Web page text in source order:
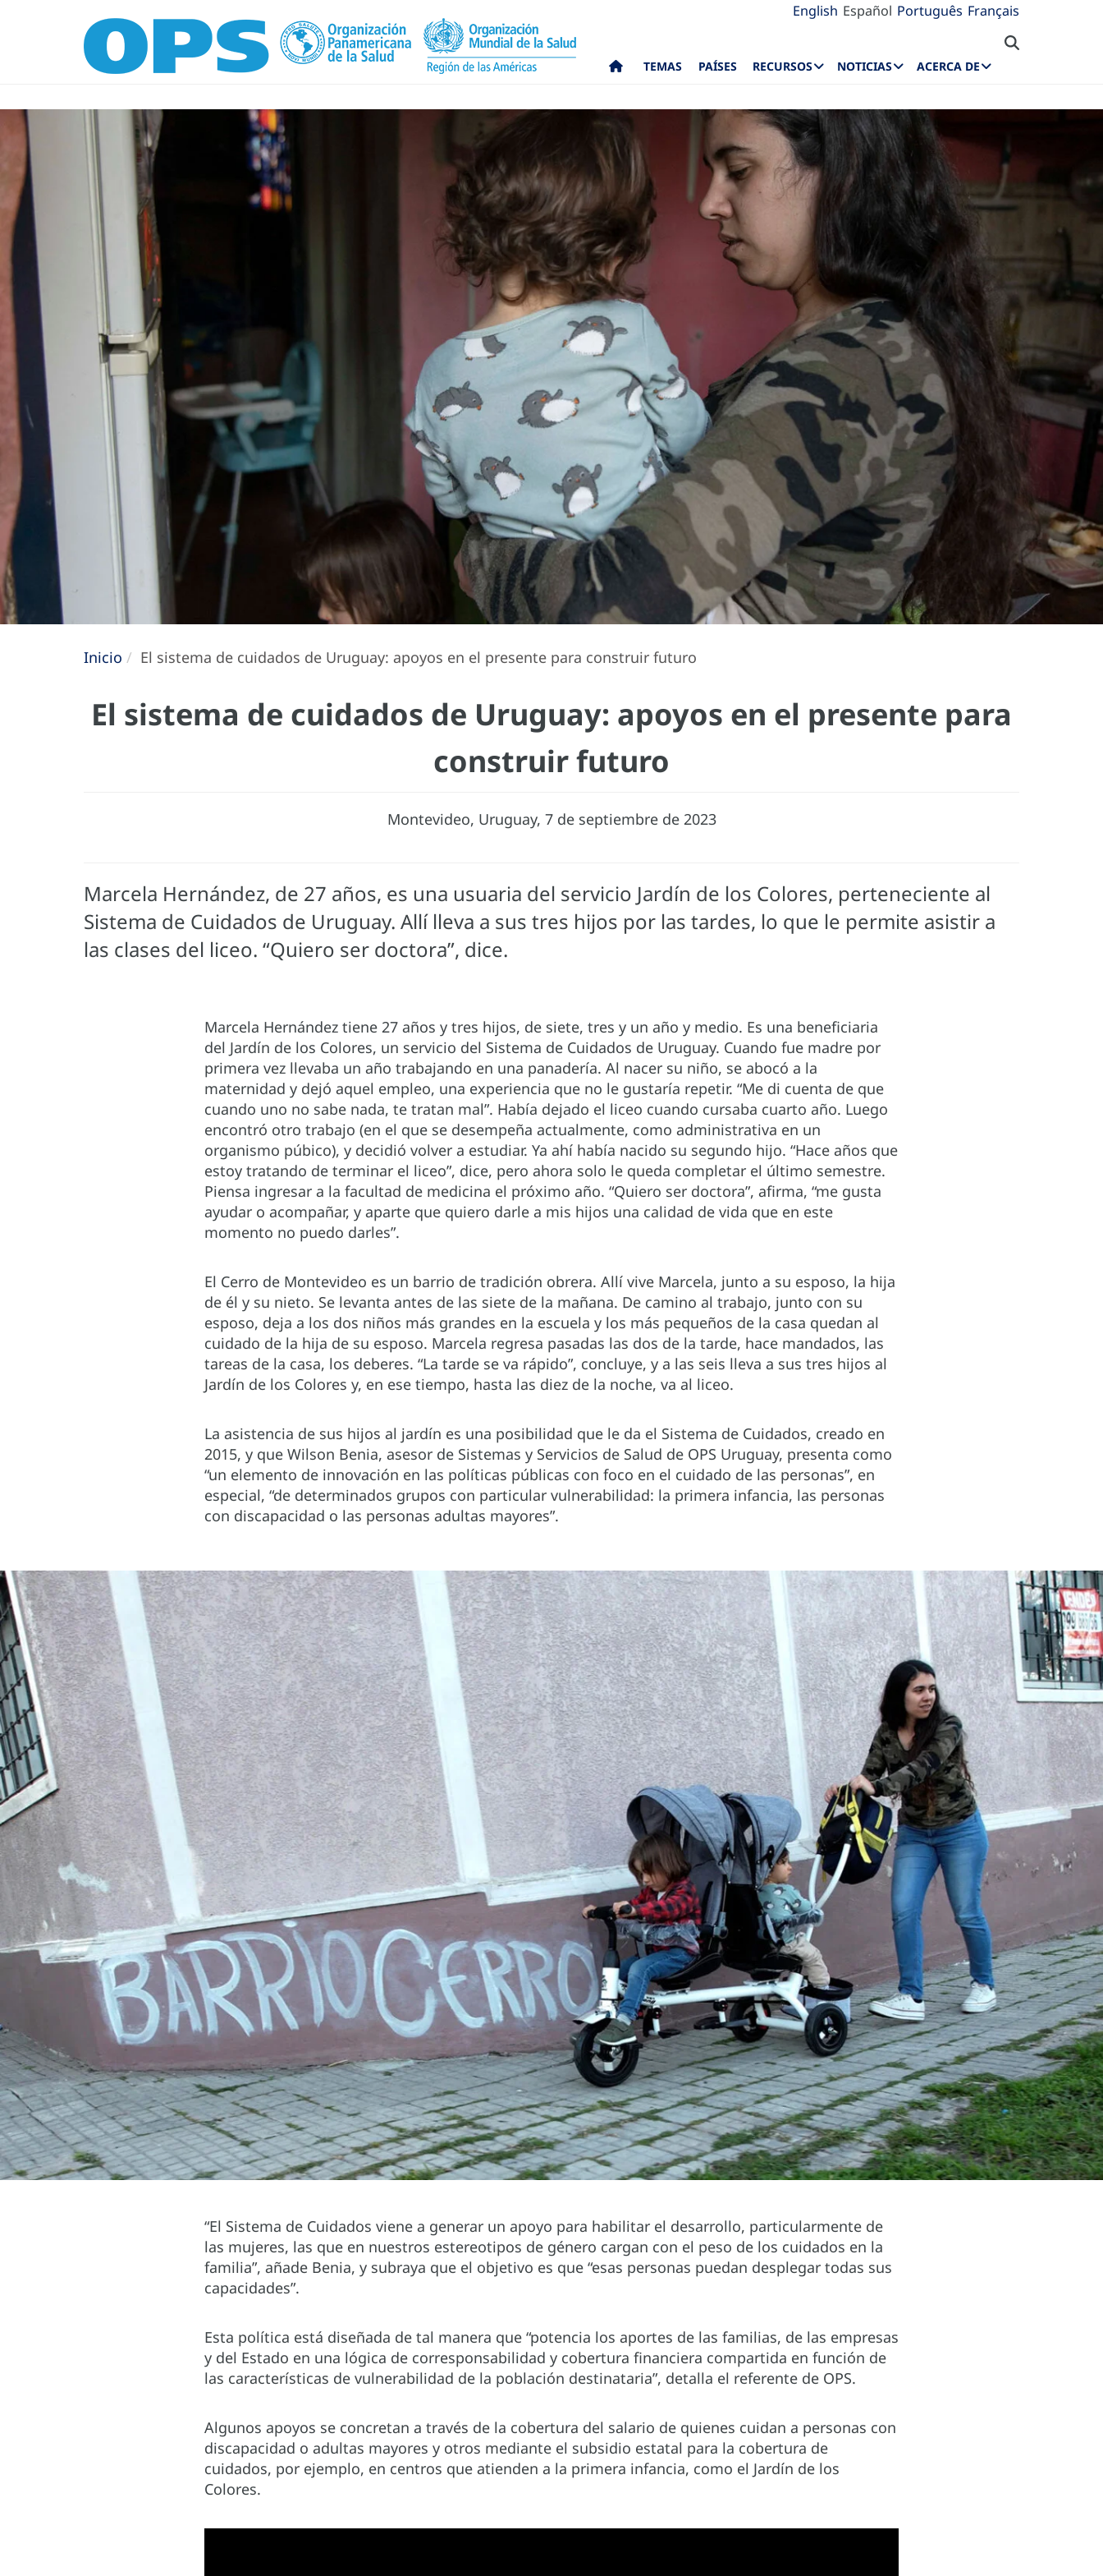
English Español Português Français
TEMAS PAÍSES RECURSOS NOTICIAS ACERCA DE
Inicio El sistema de cuidados de Uruguay: apoyos en el presente para construir futuro
El sistema de cuidados de Uruguay: apoyos en el presente para
construir futuro
Montevideo, Uruguay, 7 de septiembre de 2023
Marcela Hernández, de 27 años, es una usuaria del servicio Jardín de los Colores, perteneciente al
Sistema de Cuidados de Uruguay. Allí lleva a sus tres hijos por las tardes, lo que le permite asistir a
las clases del liceo. “Quiero ser doctora”, dice.
Marcela Hernández tiene 27 años y tres hijos, de siete, tres y un año y medio. Es una beneficiaria
del Jardín de los Colores, un servicio del Sistema de Cuidados de Uruguay. Cuando fue madre por
primera vez llevaba un año trabajando en una panadería. Al nacer su niño, se abocó a la
maternidad y dejó aquel empleo, una experiencia que no le gustaría repetir. “Me di cuenta de que
cuando uno no sabe nada, te tratan mal”. Había dejado el liceo cuando cursaba cuarto año. Luego
encontró otro trabajo (en el que se desempeña actualmente, como administrativa en un
organismo púbico), y decidió volver a estudiar. Ya ahí había nacido su segundo hijo. “Hace años que
estoy tratando de terminar el liceo”, dice, pero ahora solo le queda completar el último semestre.
Piensa ingresar a la facultad de medicina el próximo año. “Quiero ser doctora”, afirma, “me gusta
ayudar o acompañar, y aparte que quiero darle a mis hijos una calidad de vida que en este
momento no puedo darles”.
El Cerro de Montevideo es un barrio de tradición obrera. Allí vive Marcela, junto a su esposo, la hija
de él y su nieto. Se levanta antes de las siete de la mañana. De camino al trabajo, junto con su
esposo, deja a los dos niños más grandes en la escuela y los más pequeños de la casa quedan al
cuidado de la hija de su esposo. Marcela regresa pasadas las dos de la tarde, hace mandados, las
tareas de la casa, los deberes. “La tarde se va rápido”, concluye, y a las seis lleva a sus tres hijos al
Jardín de los Colores y, en ese tiempo, hasta las diez de la noche, va al liceo.
La asistencia de sus hijos al jardín es una posibilidad que le da el Sistema de Cuidados, creado en
2015, y que Wilson Benia, asesor de Sistemas y Servicios de Salud de OPS Uruguay, presenta como
“un elemento de innovación en las políticas públicas con foco en el cuidado de las personas”, en
especial, “de determinados grupos con particular vulnerabilidad: la primera infancia, las personas
con discapacidad o las personas adultas mayores”.
“El Sistema de Cuidados viene a generar un apoyo para habilitar el desarrollo, particularmente de
las mujeres, las que en nuestros estereotipos de género cargan con el peso de los cuidados en la
familia”, añade Benia, y subraya que el objetivo es que “esas personas puedan desplegar todas sus
capacidades”.
Esta política está diseñada de tal manera que “potencia los aportes de las familias, de las empresas
y del Estado en una lógica de corresponsabilidad y cobertura financiera compartida en función de
las características de vulnerabilidad de la población destinataria”, detalla el referente de OPS.
Algunos apoyos se concretan a través de la cobertura del salario de quienes cuidan a personas con
discapacidad o adultas mayores y otros mediante el subsidio estatal para la cobertura de
cuidados, por ejemplo, en centros que atienden a la primera infancia, como el Jardín de los
Colores.